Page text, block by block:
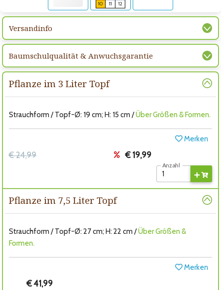
10
11 12
Versandinfo
Baumschulqualität & Anwuchsgarantie
Pflanze im 3 Liter Topf
Strauchform / Topf-Ø: 19 cm; H: 15 cm /Über Größen & Formen.
Merken
€ 24,99 € 19,99
Anzahl
Pflanze im 7,5 Liter Topf
Strauchform / Topf-Ø: 27 cm; H: 22 cm /Über Größen &
Formen.
Merken
€ 41,99